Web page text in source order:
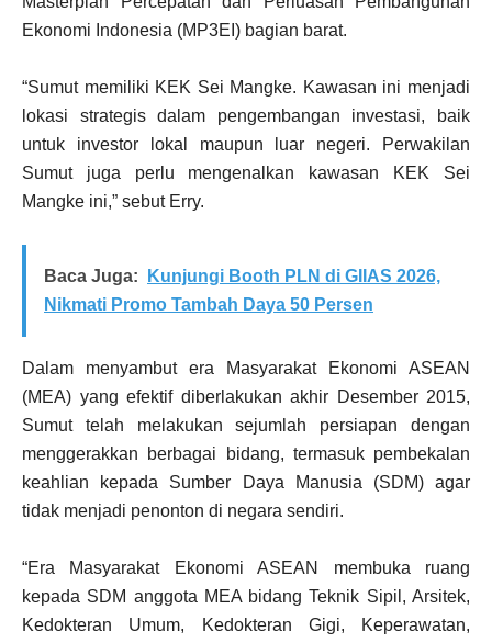
Ekonomi Indonesia (MP3EI) bagian barat.
“Sumut memiliki KEK Sei Mangke. Kawasan ini menjadi
lokasi strategis dalam pengembangan investasi, baik
untuk investor lokal maupun luar negeri. Perwakilan
Sumut juga perlu mengenalkan kawasan KEK Sei
Mangke ini,” sebut Erry.
Baca Juga:
Kunjungi Booth PLN di GIIAS 2026,
Nikmati Promo Tambah Daya 50 Persen
Dalam menyambut era Masyarakat Ekonomi ASEAN
(MEA) yang efektif diberlakukan akhir Desember 2015,
Sumut telah melakukan sejumlah persiapan dengan
menggerakkan berbagai bidang, termasuk pembekalan
keahlian kepada Sumber Daya Manusia (SDM) agar
tidak menjadi penonton di negara sendiri.
“Era Masyarakat Ekonomi ASEAN membuka ruang
kepada SDM anggota MEA bidang Teknik Sipil, Arsitek,
Kedokteran Umum, Kedokteran Gigi, Keperawatan,